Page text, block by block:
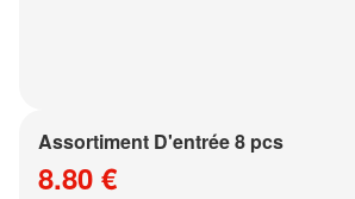
Assortiment D'entrée 8 pcs
8.80 €